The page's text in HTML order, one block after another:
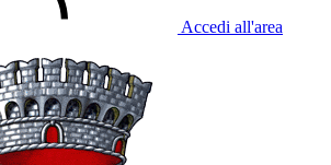
Accedi all'area